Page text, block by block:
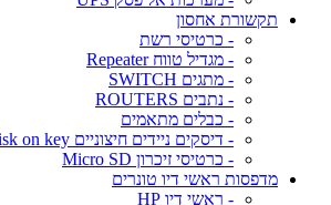
תקשורת אחסון
- כרטיסי רשת
- מגדיל טווח Repeater
- מתגים SWITCH
- נתבים ROUTERS
- כבלים מתאמים
- דיסקים ניידים חיצוניים Disk on key
- כרטיסי זיכרון Micro SD
מדפסות ראשי דיו טונרים
- ראשי דיו HP